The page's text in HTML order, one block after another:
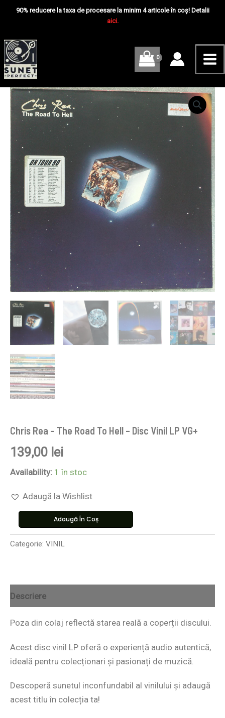
90% reducere la taxa de procesare la minim 4 articole în coș! Detalii
aici.
Chris Rea ‎– The Road To Hell – Disc Vinil LP VG+
139,00 lei
Availability: 1 în stoc
Adaugă la Wishlist
Cantitate
Chris
Rea
‎–
Road
Hell
-
Disc
Vinil
LP
VG+
Adaugă În Coș
Categorie: VINIL
Descriere
Poza din colaj reflectă starea reală a coperții discului.
Acest disc vinil LP oferă o experiență audio autentică,
ideală pentru colecționari și pasionați de muzică.
Descoperă sunetul inconfundabil al vinilului și adaugă
acest titlu în colecția ta!
Road